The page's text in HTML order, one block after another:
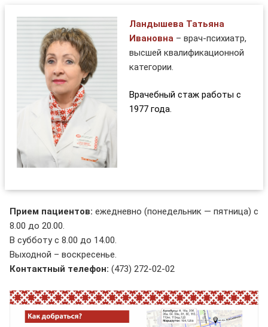
Ландышева Татьяна
Ивановна – врач-психиатр,
высшей квалификационной
категории.
Врачебный стаж работы с
1977 года.
Прием пациентов: ежедневно (понедельник — пятница) с
8.00 до 20.00.
В субботу с 8.00 до 14.00.
Выходной – воскресенье.
Контактный телефон: (473) 272-02-02